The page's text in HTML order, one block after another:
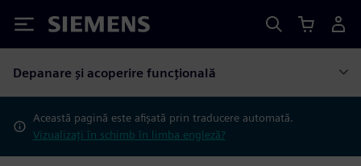
Siemens
Depanare și acoperire funcțională
Această pagină este afișată prin traducere automată.
Vizualizați în schimb în limba engleză?